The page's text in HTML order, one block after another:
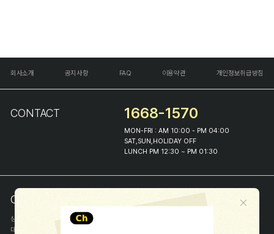
회사소개 공지사항 FAQ 이용약관 개인정보취급방침
CONTACT 1668-1570
MON-FRI : AM 10:00 - PM 04:00
SAT,SUN,HOLIDAY OFF
LUNCH PM 12:30 ~ PM 01:30
COMPANY INFO
상호
(주)해피프린스
대표